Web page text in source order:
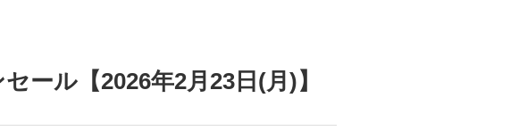
ール【2026年2月23日(月)】